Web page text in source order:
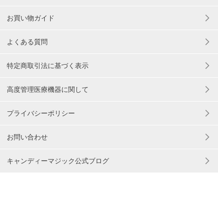
お買い物ガイド
よくある質問
特定商取引法に基づく表示
高度管理医療機器に関して
プライバシーポリシー
お問い合わせ
キャンディーマジック公式ブログ